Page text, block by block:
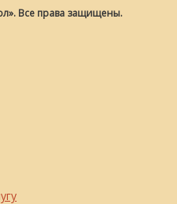
Все права защищены.